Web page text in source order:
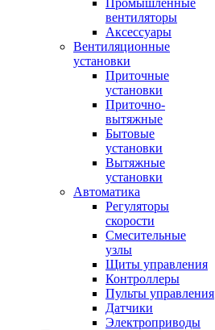
Промышленные
вентиляторы
Аксессуары
Вентиляционные
установки
Приточные
установки
Приточно-
вытяжные
Бытовые
установки
Вытяжные
установки
Автоматика
Регуляторы
скорости
Смесительные
узлы
Щиты управления
Контроллеры
Пульты управления
Датчики
Электроприводы